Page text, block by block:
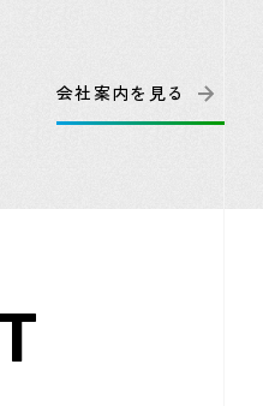
会社案内を見る